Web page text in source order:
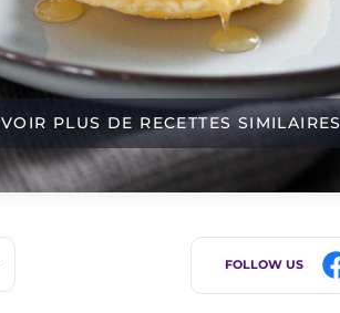
VOIR PLUS DE RECETTES SIMILAIRES
FOLLOW US